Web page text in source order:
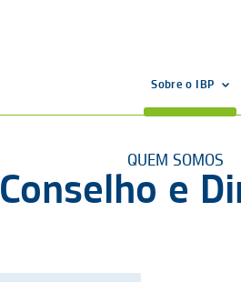
Sobre o IBP
QUEM SOMOS
Conselho e